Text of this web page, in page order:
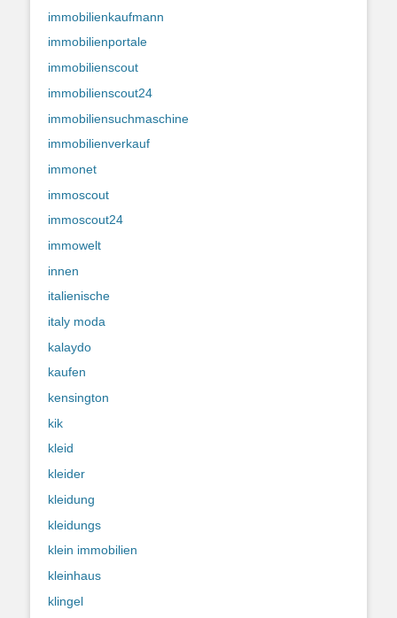
immobilienkaufmann
immobilienportale
immobilienscout
immobilienscout24
immobiliensuchmaschine
immobilienverkauf
immonet
immoscout
immoscout24
immowelt
innen
italienische
italy moda
kalaydo
kaufen
kensington
kik
kleid
kleider
kleidung
kleidungs
klein immobilien
kleinhaus
klingel